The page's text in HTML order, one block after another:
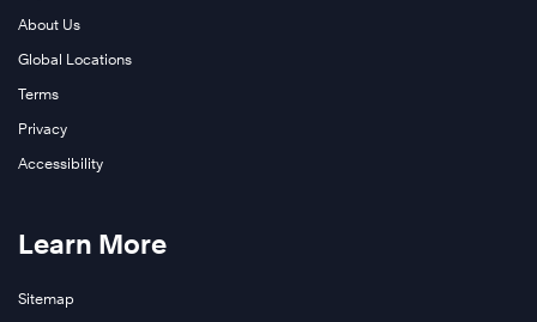
About Us
Global Locations
Terms
Privacy
Accessibility
Learn More
Sitemap